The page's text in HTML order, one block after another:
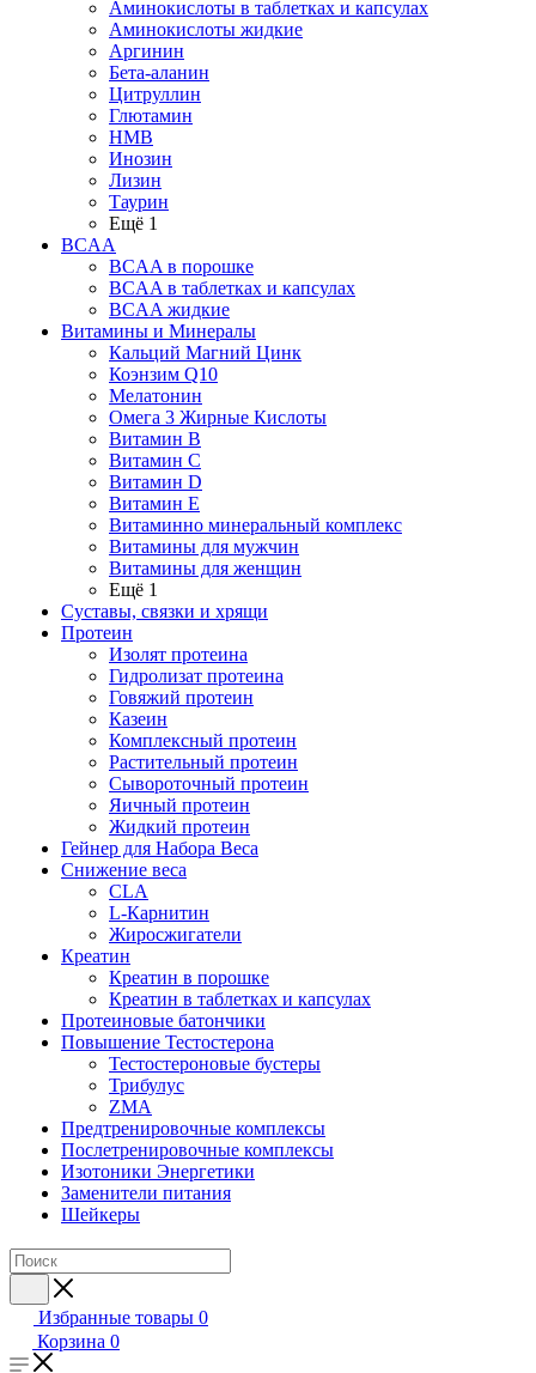
Аминокислоты в таблетках и капсулах
Аминокислоты жидкие
Аргинин
Бета-аланин
Цитруллин
Глютамин
HMB
Инозин
Лизин
Таурин
Ещё 1
BCAA
BCAA в порошке
BCAA в таблетках и капсулах
BCAA жидкие
Витамины и Минералы
Кальций Магний Цинк
Коэнзим Q10
Мелатонин
Омега 3 Жирные Кислоты
Витамин B
Витамин C
Витамин D
Витамин E
Витаминно минеральный комплекс
Витамины для мужчин
Витамины для женщин
Ещё 1
Суставы, связки и хрящи
Протеин
Изолят протеина
Гидролизат протеина
Говяжий протеин
Казеин
Комплексный протеин
Растительный протеин
Сывороточный протеин
Яичный протеин
Жидкий протеин
Гейнер для Набора Веса
Снижение веса
CLA
L-Карнитин
Жиросжигатели
Креатин
Креатин в порошке
Креатин в таблетках и капсулах
Протеиновые батончики
Повышение Тестостерона
Тестостероновые бустеры
Трибулус
ZMA
Предтренировочные комплексы
Послетренировочные комплексы
Изотоники Энергетики
Заменители питания
Шейкеры
Избранные товары 0
Корзина 0